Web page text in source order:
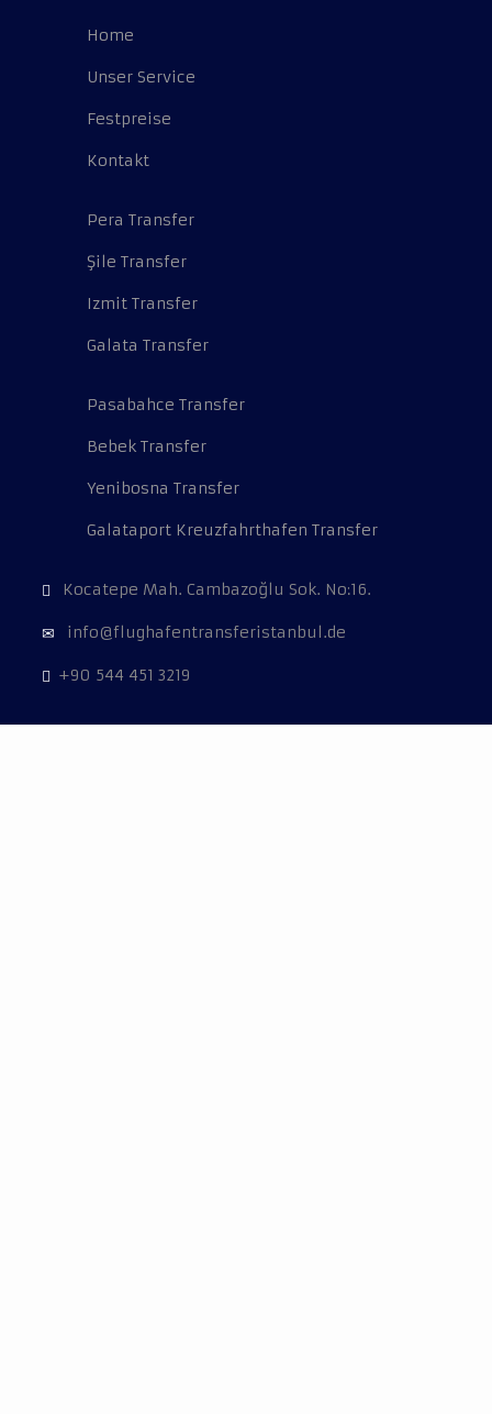
Home
Unser Service
Festpreise
Kontakt
Pera Transfer
Şile Transfer
Izmit Transfer
Galata Transfer
Pasabahce Transfer
Bebek Transfer
Yenibosna Transfer
Galataport Kreuzfahrthafen Transfer
Kocatepe Mah. Cambazoğlu Sok. No:16.
info@flughafentransferistanbul.de
+90 544 451 3219